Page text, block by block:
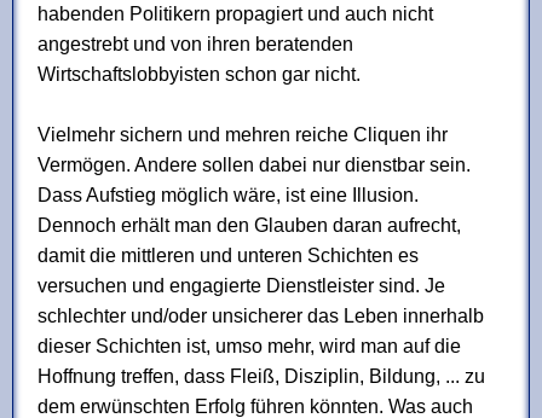
habenden Politikern propagiert und auch nicht
angestrebt und von ihren beratenden
Wirtschaftslobbyisten schon gar nicht.
Vielmehr sichern und mehren reiche Cliquen ihr
Vermögen. Andere sollen dabei nur dienstbar sein.
Dass Aufstieg möglich wäre, ist eine Illusion.
Dennoch erhält man den Glauben daran aufrecht,
damit die mittleren und unteren Schichten es
versuchen und engagierte Dienstleister sind. Je
schlechter und/oder unsicherer das Leben innerhalb
dieser Schichten ist, umso mehr, wird man auf die
Hoffnung treffen, dass Fleiß, Disziplin, Bildung, ... zu
dem erwünschten Erfolg führen könnten. Was auch